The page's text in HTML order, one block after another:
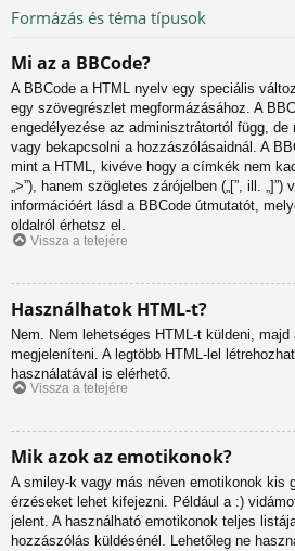
Formázás és téma típusok
Mi az a BBCode?
A BBCode a HTML nyelv egy speciális
egy szövegrészlet megformázásához. A
engedélyezése az adminisztrátortól függ,
vagy bekapcsolni a hozzászólásaidnál. A
mint a HTML, kivéve hogy a címkék nem
„>”), hanem szögletes zárójelben („[”, ill. „]”)
információért lásd a BBCode útmutatót,
oldalról érhetsz el.
Vissza a tetejére
Használhatok HTML-t?
Nem. Nem lehetséges HTML-t küldeni,
megjeleníteni. A legtöbb HTML-lel
használatával is elérhető.
Vissza a tetejére
Mik azok az emotikonok?
A smiley-k vagy más néven emotikonok kis
érzéseket lehet kifejezni. Például a :)
jelent. A használható emotikonok teljes
hozzászólás küldésénél. Lehetőleg ne